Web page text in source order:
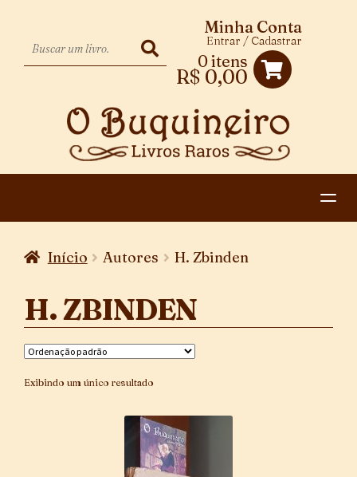
0 itens
R$ 0,00
Minha Conta
Entrar / Cadastrar
PAGAMENTO E ENTREGA
Início Autores H. Zbinden
H. ZBINDEN
Exibindo um único resultado